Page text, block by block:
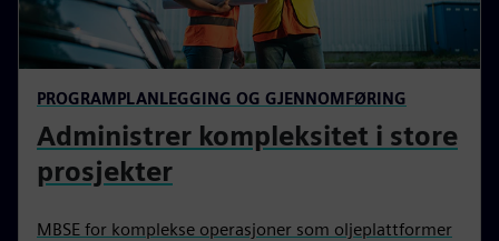
PROGRAMPLANLEGGING OG GJENNOMFØRING
Administrer kompleksitet i store
prosjekter
MBSE for komplekse operasjoner som oljeplattformer